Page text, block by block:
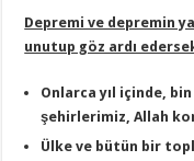
Depremi ve depremin
unutup göz ardı
Onlarca yıl içinde,
şehirlerimiz, Allah
Ülke ve bütün bir